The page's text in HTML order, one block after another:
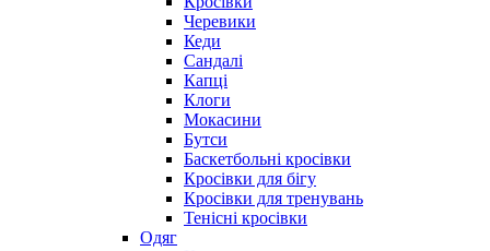
Черевики
Кеди
Сандалі
Капці
Клоги
Мокасини
Бутси
Баскетбольні кросівки
Кросівки для бігу
Кросівки для тренувань
Тенісні кросівки
Одяг